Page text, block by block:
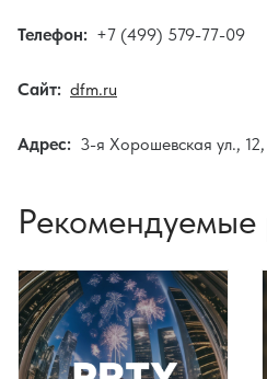
Телефон: +7 (499) 579-77-09
Сайт: dfm.ru
Адрес: 3-я Хорошевская ул.,